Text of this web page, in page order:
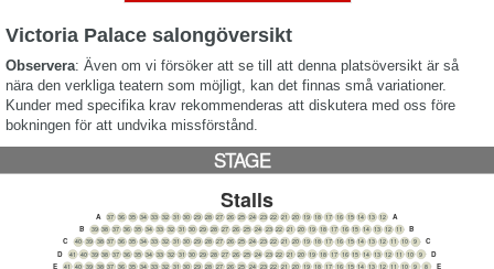
Victoria Palace salongöversikt
Observera: Även om vi försöker att se till att denna platsöversikt är så
nära den verkliga teatern som möjligt, kan det finnas små variationer.
Kunder med specifika krav rekommenderas att diskutera med oss före
bokningen för att undvika missförstånd.
STAGE
Stalls
12
13
14
15
16
17
18
19
20
21
22
23
24
25
26
27
28
29
30
31
32
33
34
35
36
37
A A
11
12
13
14
15
16
17
18
19
20
21
22
23
24
25
26
27
28
29
30
31
32
33
34
35
36
37
38
39
B B
9
10
11
12
13
14
15
16
17
18
19
20
21
22
23
24
25
26
27
28
29
30
31
32
33
34
35
36
37
38
39
40
C C
9
10
11
12
13
14
15
16
17
18
19
20
21
22
23
24
25
26
27
28
29
30
31
32
33
34
35
36
37
38
39
40
41
D D
8
9
10
11
12
13
14
15
16
17
18
19
20
21
22
23
24
25
26
27
28
29
30
31
32
33
34
35
36
37
38
39
40
41
E E